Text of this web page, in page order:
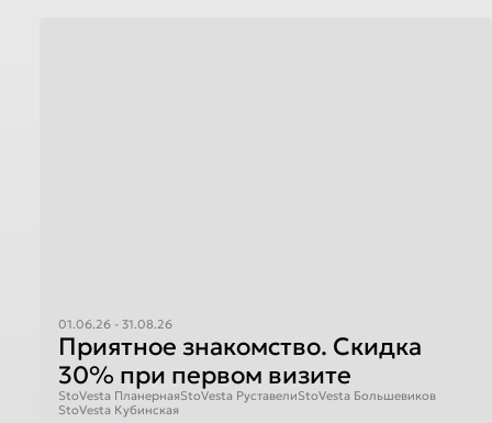
01.06.26 - 31.08.26
Приятное знакомство. Скидка
30% при первом визите
StoVesta ПланернаяStoVesta РуставелиStoVesta Большевиков
StoVesta Кубинская